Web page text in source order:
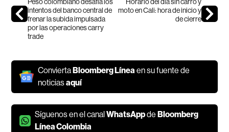
intentos del banco central de
frenar la subida impulsada
por las operaciones carry
trade
moto en Cali: hora de inicio y
de cierre
ConviertaBloomberg Línea en su fuente de
noticiasaquí
Síguenos en el canalWhatsAppdeBloomberg
Línea Colombia